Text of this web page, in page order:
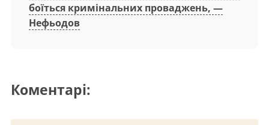
боїться кримінальних проваджень, —
Нефьодов
Коментарі: